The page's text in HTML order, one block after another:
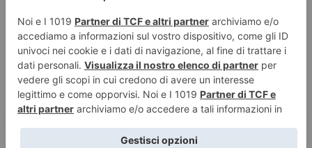
Sveva Casati Modignani
Tempo stimato di lettura:< 1 minuto
Anna dagli occhi verdi Il barone Saulina (Il
vento del passato) Come stelle cadenti
Disperatamente Giulia […]
Leggi tutto